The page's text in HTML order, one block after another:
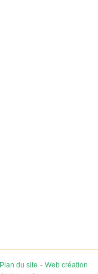
Plan du site - Web création